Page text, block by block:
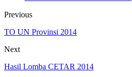
Previous
TO UN Provinsi 2014
Next
Hasil Lomba CETAR 2014